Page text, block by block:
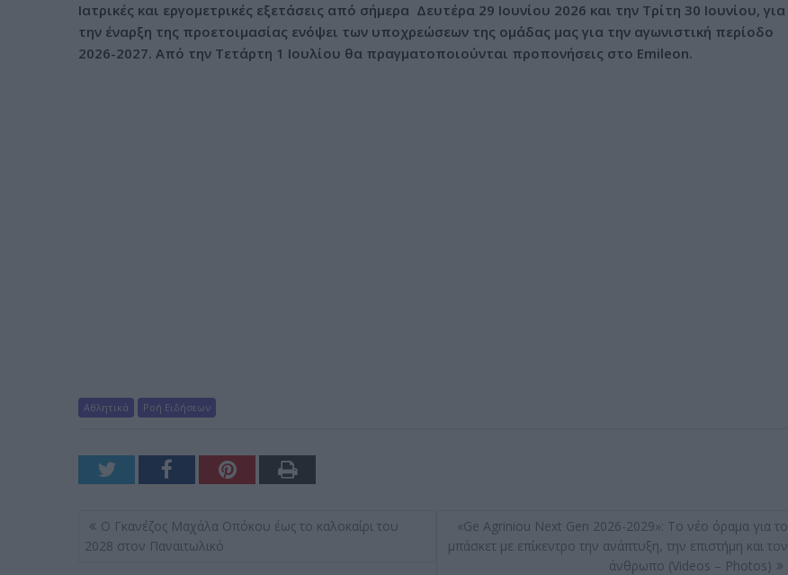
Iατρικές και εργομετρικές εξετάσεις από σήμερα Δευτέρα 29 Ιουνίου 2026 και την Τρίτη 30 Ιουνίου, για
την έναρξη της προετοιμασίας ενόψει των υποχρεώσεων της ομάδας μας για την αγωνιστική περίοδο
2026-2027. Από την Τετάρτη 1 Ιουλίου θα πραγματοποιούνται προπονήσεις στο Emileon.
Αθλητικά Ροή Ειδήσεων
Π
λ
O Γκανέζος Μαχάλα Οπόκου έως το καλοκαίρι του
2028 στον Παναιτωλικό
«Ge Αgriniou Next Gen 2026-2029»: Το νέο όραμα για το
μπάσκετ με επίκεντρο την ανάπτυξη, την επιστήμη και τον
άνθρωπο (Videos – Photos)